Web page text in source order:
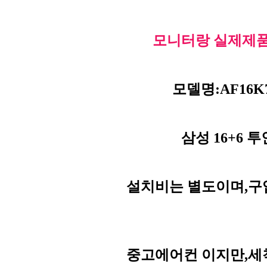
모니터랑 실제제
모델명
삼성 16+6
설치비는 별도이며,
중고에어컨 이지만,